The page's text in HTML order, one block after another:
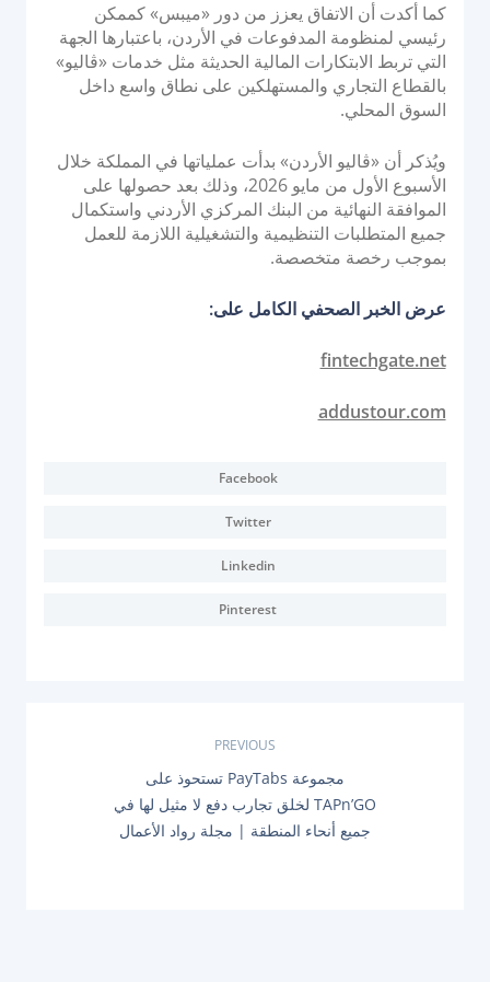
كما أكدت أن الاتفاق يعزز من دور «ميبس» كممكن
رئيسي لمنظومة المدفوعات في الأردن، باعتبارها الجهة
التي تربط الابتكارات المالية الحديثة مثل خدمات «ڤاليو»
بالقطاع التجاري والمستهلكين على نطاق واسع داخل
السوق المحلي.
ويُذكر أن «ڤاليو الأردن» بدأت عملياتها في المملكة خلال
الأسبوع الأول من مايو 2026، وذلك بعد حصولها على
الموافقة النهائية من البنك المركزي الأردني واستكمال
جميع المتطلبات التنظيمية والتشغيلية اللازمة للعمل
بموجب رخصة متخصصة.
عرض الخبر الصحفي الكامل على:
fintechgate.net
addustour.com
Facebook
Twitter
Linkedin
Pinterest
ص
PREVIOUS
E
V
مجموعة PayTabs تستحوذ على
TAPn’GO لخلق تجارب دفع لا مثيل لها في
جميع أنحاء المنطقة | مجلة رواد الأعمال